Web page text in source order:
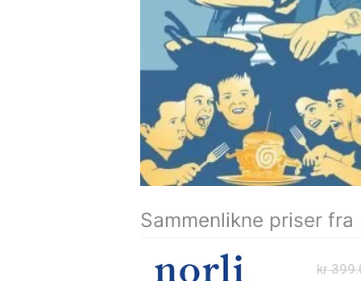
Sammenlikne priser fra
kr